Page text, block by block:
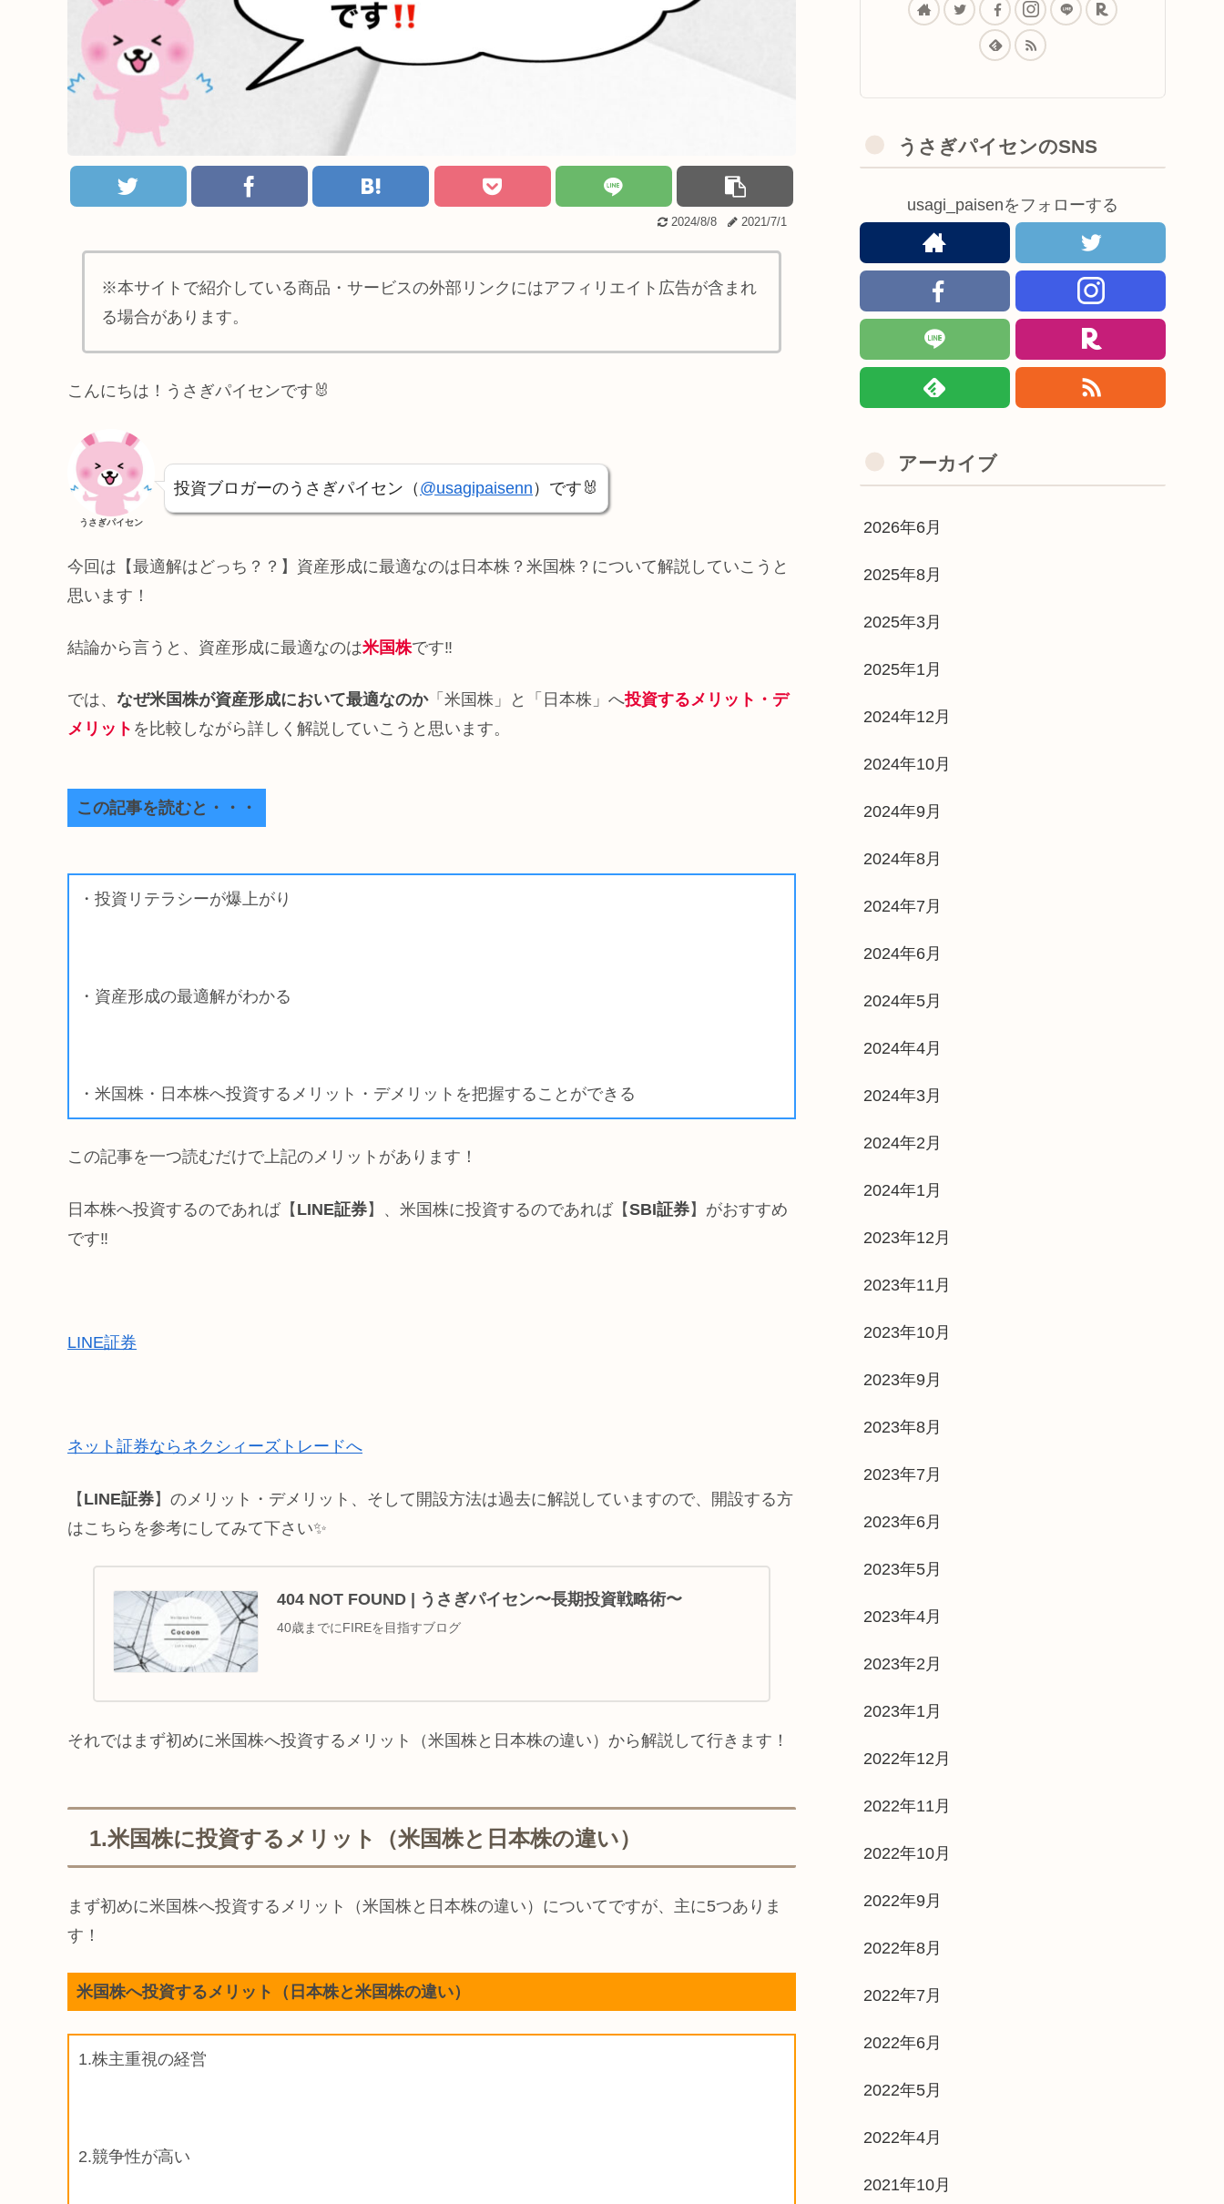
2024/8/8 2021/7/1
※本サイトで紹介している商品・サービスの外部リンクにはアフィリエイト広告が含まれ
る場合があります。
こんにちは！うさぎパイセンです🐰
うさぎパイセン
投資ブロガーのうさぎパイセン（ @usagipaisenn ）です🐰
今回は【最適解はどっち？？】資産形成に最適なのは日本株？米国株？について解説していこうと
思います！
結論から言うと、資産形成に最適なのは米国株です‼️
では、 なぜ米国株が資産形成において最適なのか「米国株」と「日本株」へ投資するメリット・デ
メリット を比較しながら詳しく解説していこうと思います。
この記事を読むと・・・
・投資リテラシーが爆上がり
・資産形成の最適解がわかる
・米国株・日本株へ投資するメリット・デメリットを把握することができる
この記事を一つ読むだけで上記のメリットがあります！
日本株へ投資するのであれば【 LINE証券】、米国株に投資するのであれば【SBI証券】がおすすめ
です‼️
LINE証券
ネット証券ならネクシィーズトレードへ
【 LINE証券】のメリット・デメリット、そして開設方法は過去に解説していますので、開設する方
はこちらを参考にしてみて下さい✨
404 NOT FOUND | うさぎパイセン〜長期投資戦略術〜
40歳までにFIREを目指すブログ
それではまず初めに米国株へ投資するメリット（米国株と日本株の違い）から解説して行きます！
1.米国株に投資するメリット（米国株と日本株の違い）
まず初めに米国株へ投資するメリット（米国株と日本株の違い）についてですが、主に5つありま
す！
米国株へ投資するメリット（日本株と米国株の違い）
1.株主重視の経営
2.競争性が高い
うさぎパイセンのSNS
usagi_paisenをフォローする
アーカイブ
2026年6月
2025年8月
2025年3月
2025年1月
2024年12月
2024年10月
2024年9月
2024年8月
2024年7月
2024年6月
2024年5月
2024年4月
2024年3月
2024年2月
2024年1月
2023年12月
2023年11月
2023年10月
2023年9月
2023年8月
2023年7月
2023年6月
2023年5月
2023年4月
2023年2月
2023年1月
2022年12月
2022年11月
2022年10月
2022年9月
2022年8月
2022年7月
2022年6月
2022年5月
2022年4月
2021年10月